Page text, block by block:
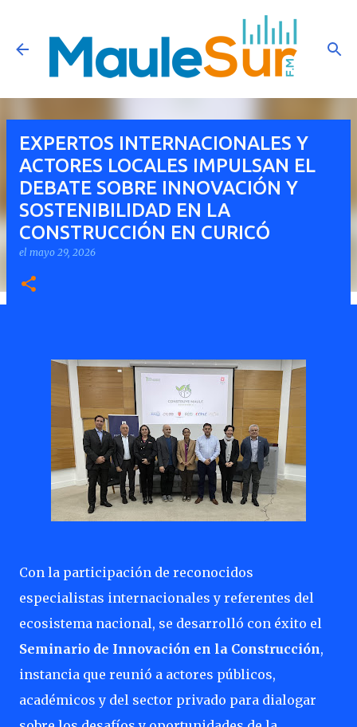
Ir al contenido principal
EXPERTOS INTERNACIONALES Y
ACTORES LOCALES IMPULSAN EL
DEBATE SOBRE INNOVACIÓN Y
SOSTENIBILIDAD EN LA
CONSTRUCCIÓN EN CURICÓ
el mayo 29, 2026
Con la participación de reconocidos
especialistas internacionales y referentes del
ecosistema nacional, se desarrolló con éxito el
Seminario de Innovación en la Construcción,
instancia que reunió a actores públicos,
académicos y del sector privado para dialogar